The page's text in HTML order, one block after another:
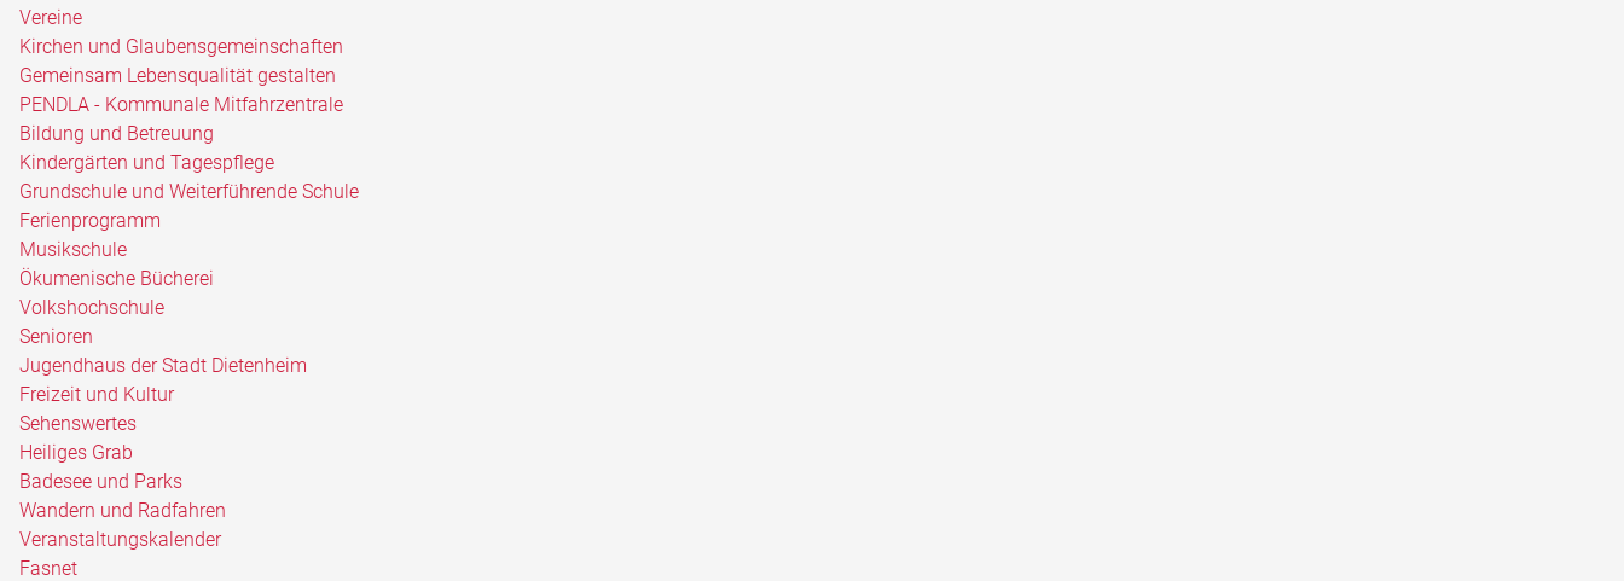
Vereine
Kirchen und Glaubensgemeinschaften
Gemeinsam Lebensqualität gestalten
PENDLA - Kommunale Mitfahrzentrale
Bildung und Betreuung
Kindergärten und Tagespflege
Grundschule und Weiterführende Schule
Ferienprogramm
Musikschule
Ökumenische Bücherei
Volkshochschule
Senioren
Jugendhaus der Stadt Dietenheim
Freizeit und Kultur
Sehenswertes
Heiliges Grab
Badesee und Parks
Wandern und Radfahren
Veranstaltungskalender
Fasnet